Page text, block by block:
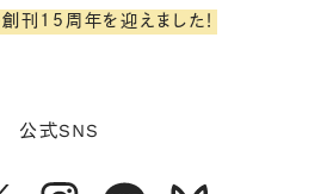
刊15周年を迎えました！
公式SNS